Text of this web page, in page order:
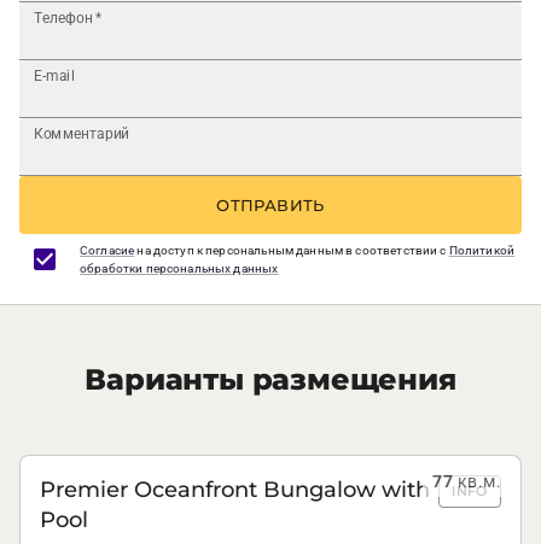
Телефон *
E-mail
Комментарий
ОТПРАВИТЬ
Согласиена доступ к персональным данным в соответствии с Политикой
обработки персональных данных
Варианты размещения
77кв.м.
Premier Oceanfront Bungalow with
Pool
INFO